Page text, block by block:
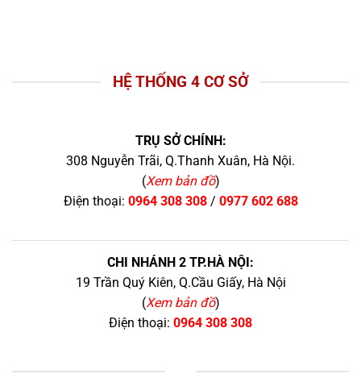
HỆ THỐNG 4 CƠ SỞ
TRỤ SỞ CHÍNH:
308 Nguyễn Trãi, Q.Thanh Xuân, Hà Nội.
(Xem bản đồ)
Điện thoại: 0964 308 308/ 0977 602 688
CHI NHÁNH 2 TP.HÀ NỘI:
19 Trần Quý Kiên, Q.Cầu Giấy, Hà Nội
(Xem bản đồ)
Điện thoại: 0964 308 308